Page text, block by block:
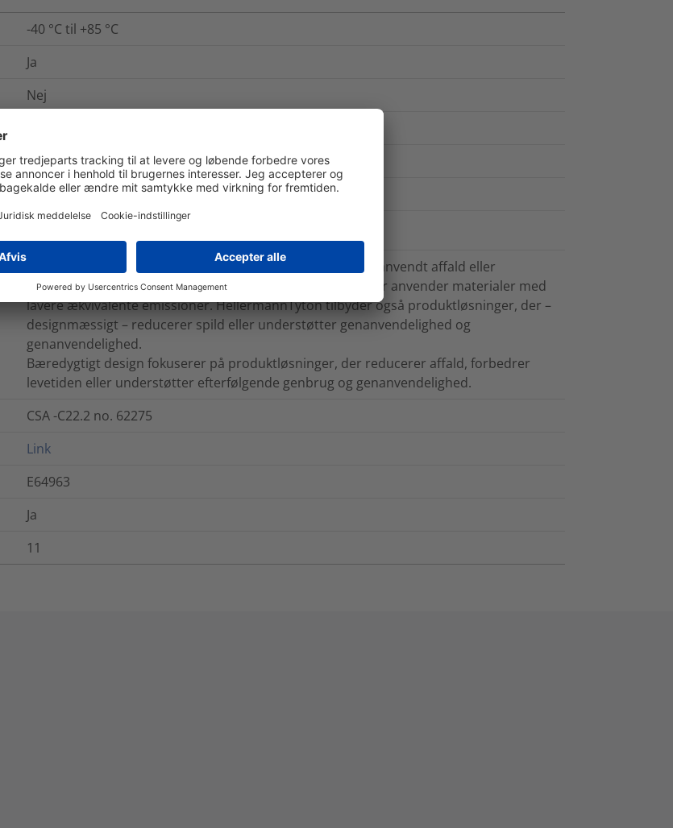
-40 °C til +85 °C
Ja
Nej
Ja
Ja
Kildeprodukter er fremstillet med plast genvundet fra genanvendt affald eller
havmiljøer, afledt af vedvarende plantebaserede kilder eller anvender materialer med
lavere ækvivalente emissioner. HellermannTyton tilbyder også produktløsninger, der –
designmæssigt – reducerer spild eller understøtter genanvendelighed og
genanvendelighed.
Bæredygtigt design fokuserer på produktløsninger, der reducerer affald, forbedrer
levetiden eller understøtter efterfølgende genbrug og genanvendelighed.
CSA -C22.2 no. 62275
Link
E64963
Ja
11